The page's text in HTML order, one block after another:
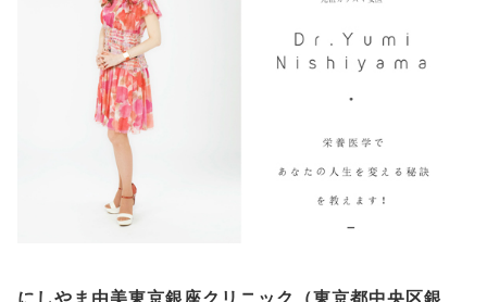
にしやま由美東京銀座クリニック（東京都中央区銀